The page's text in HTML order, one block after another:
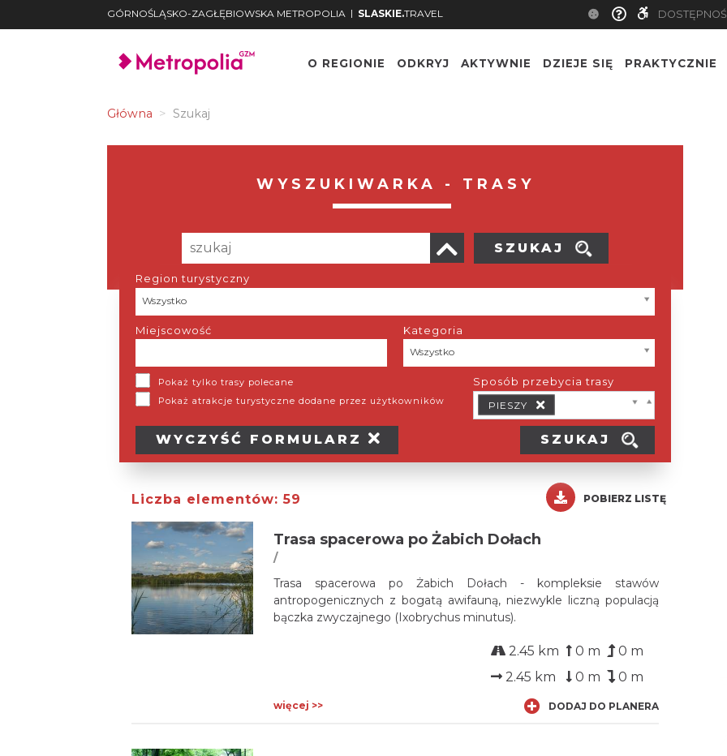
GÓRNOŚLĄSKO-ZAGŁĘBIOWSKA METROPOLIA | SLASKIE.TRAVEL
O REGIONIE ODKRYJ AKTYWNIE DZIEJE SIĘ PRAKTYCZNIE
Główna Szukaj
WYSZUKIWARKA - TRASY
Region turystyczny
Wszystko
Region
turystyczny
Miejscowość
Kategoria
Wszystko
Kategoria
Pokaż tylko trasy polecane
Pokaż atrakcje turystyczne dodane przez użytkowników
Sposób przebycia trasy
PIESZY
WYCZYŚĆ FORMULARZ SZUKAJ
SZUKAJ
Liczba elementów: 59 POBIERZ LISTĘ
Trasa spacerowa po Żabich Dołach
/
Trasa spacerowa po Żabich Dołach - kompleksie stawów
antropogenicznych z bogatą awifauną, niezwykle liczną populacją
bączka zwyczajnego (Ixobrychus minutus).
2.45 km 0 m
0 m
2.45 km
0 m 0 m
więcej >> DODAJ DO PLANERA